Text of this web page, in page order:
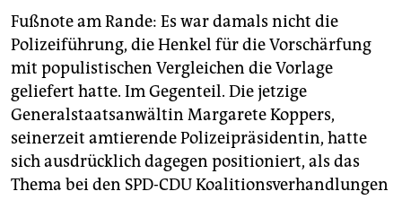
Fußnote am Rande: Es war damals nicht die
Polizeiführung, die Henkel für die Vorschärfung
mit populistischen Vergleichen die Vorlage
geliefert hatte. Im Gegenteil. Die jetzige
Generalstaatsanwältin Margarete Koppers,
seinerzeit amtierende Polizeipräsidentin, hatte
sich ausdrücklich dagegen positioniert, als das
Thema bei den SPD-CDU Koalitionsverhandlungen